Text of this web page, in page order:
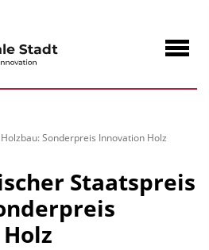
Sonderpreis Innovation Holz
Staatspreis